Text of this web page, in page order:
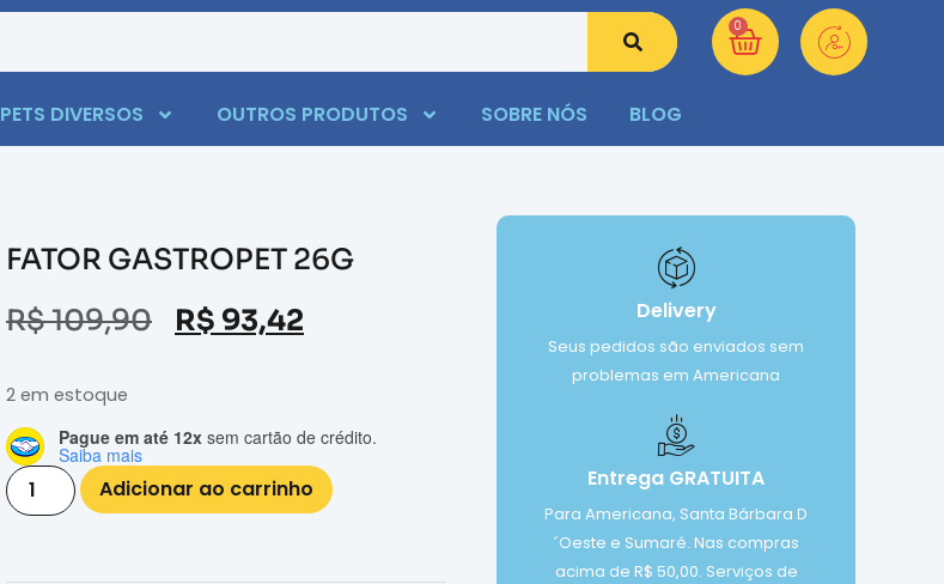
0
PETS DIVERSOS OUTROS PRODUTOS SOBRE NÓS BLOG
FATOR GASTROPET 26G
R$109,90 R$ 93,42
2 em estoque
Pague em até 12x sem cartão de crédito.
Saiba mais
Adicionar ao carrinho
Delivery
Seus pedidos são enviados sem
problemas em Americana
Entrega GRATUITA
Para Americana, Santa Bárbara D
´Oeste e Sumaré. Nas compras
acima de R$ 50,00. Serviços de